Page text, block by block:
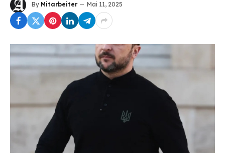
By Mitarbeiter Mai 11, 2025